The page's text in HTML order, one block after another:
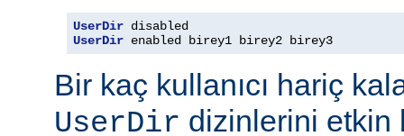
UserDir
UserDir enabled birey1 birey2 birey3
Bir kaç kullanıcı hariç
UserDir dizinlerini etkin